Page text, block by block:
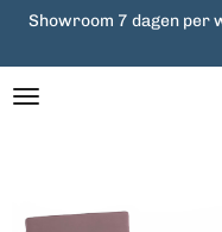
Ga
naar
de
Showroom 7 dagen per